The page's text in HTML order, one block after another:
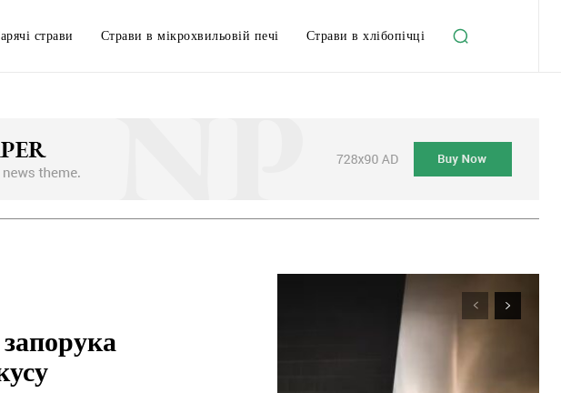
страви Страви в мікрохвильовій печі Страви в хлібопічці
запорука